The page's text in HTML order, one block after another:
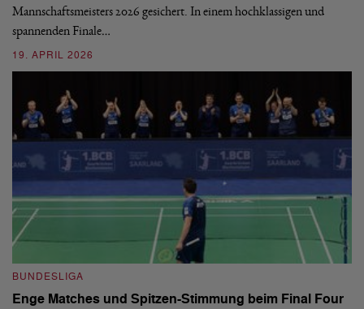
Mannschaftsmeisters 2026 gesichert. In einem hochklassigen und
spannenden Finale…
19. APRIL 2026
BUNDESLIGA
Enge Matches und Spitzen-Stimmung beim Final Four